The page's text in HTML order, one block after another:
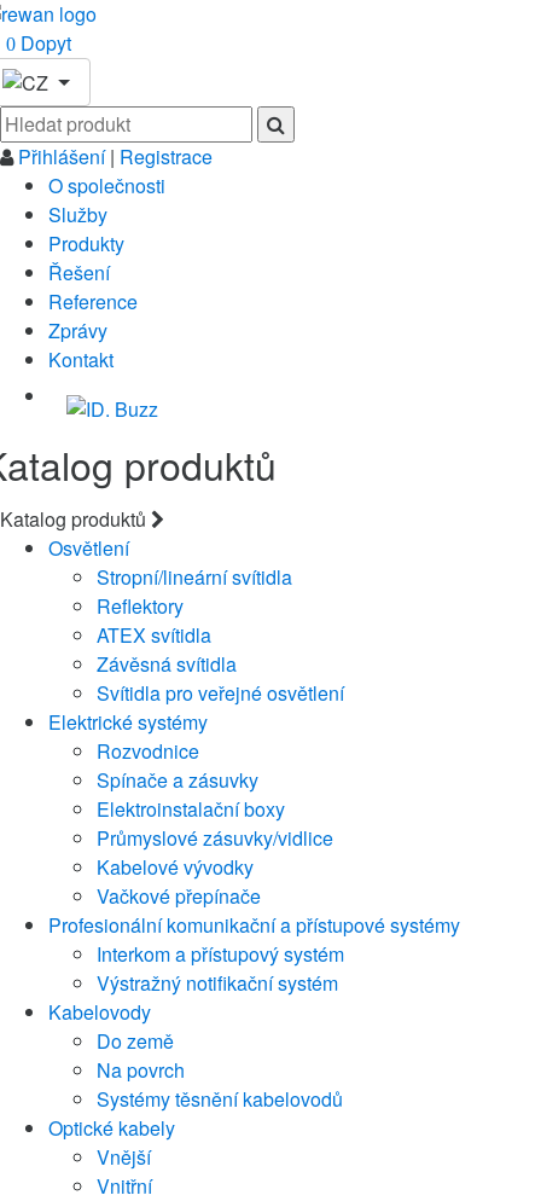
0 Dopyt
Přihlášení| Registrace
O společnosti
Služby
Produkty
Řešení
Reference
Zprávy
Kontakt
produktů
Katalog produktů
Osvětlení
Stropní/lineární svítidla
Reflektory
ATEX svítidla
Závěsná svítidla
Svítidla pro veřejné osvětlení
Elektrické systémy
Rozvodnice
Spínače a zásuvky
Elektroinstalační boxy
Průmyslové zásuvky/vidlice
Kabelové vývodky
Vačkové přepínače
Profesionální komunikační a přístupové systémy
Interkom a přístupový systém
Výstražný notifikační systém
Kabelovody
Do země
Na povrch
Systémy těsnění kabelovodů
Optické kabely
Vnější
Vnitřní